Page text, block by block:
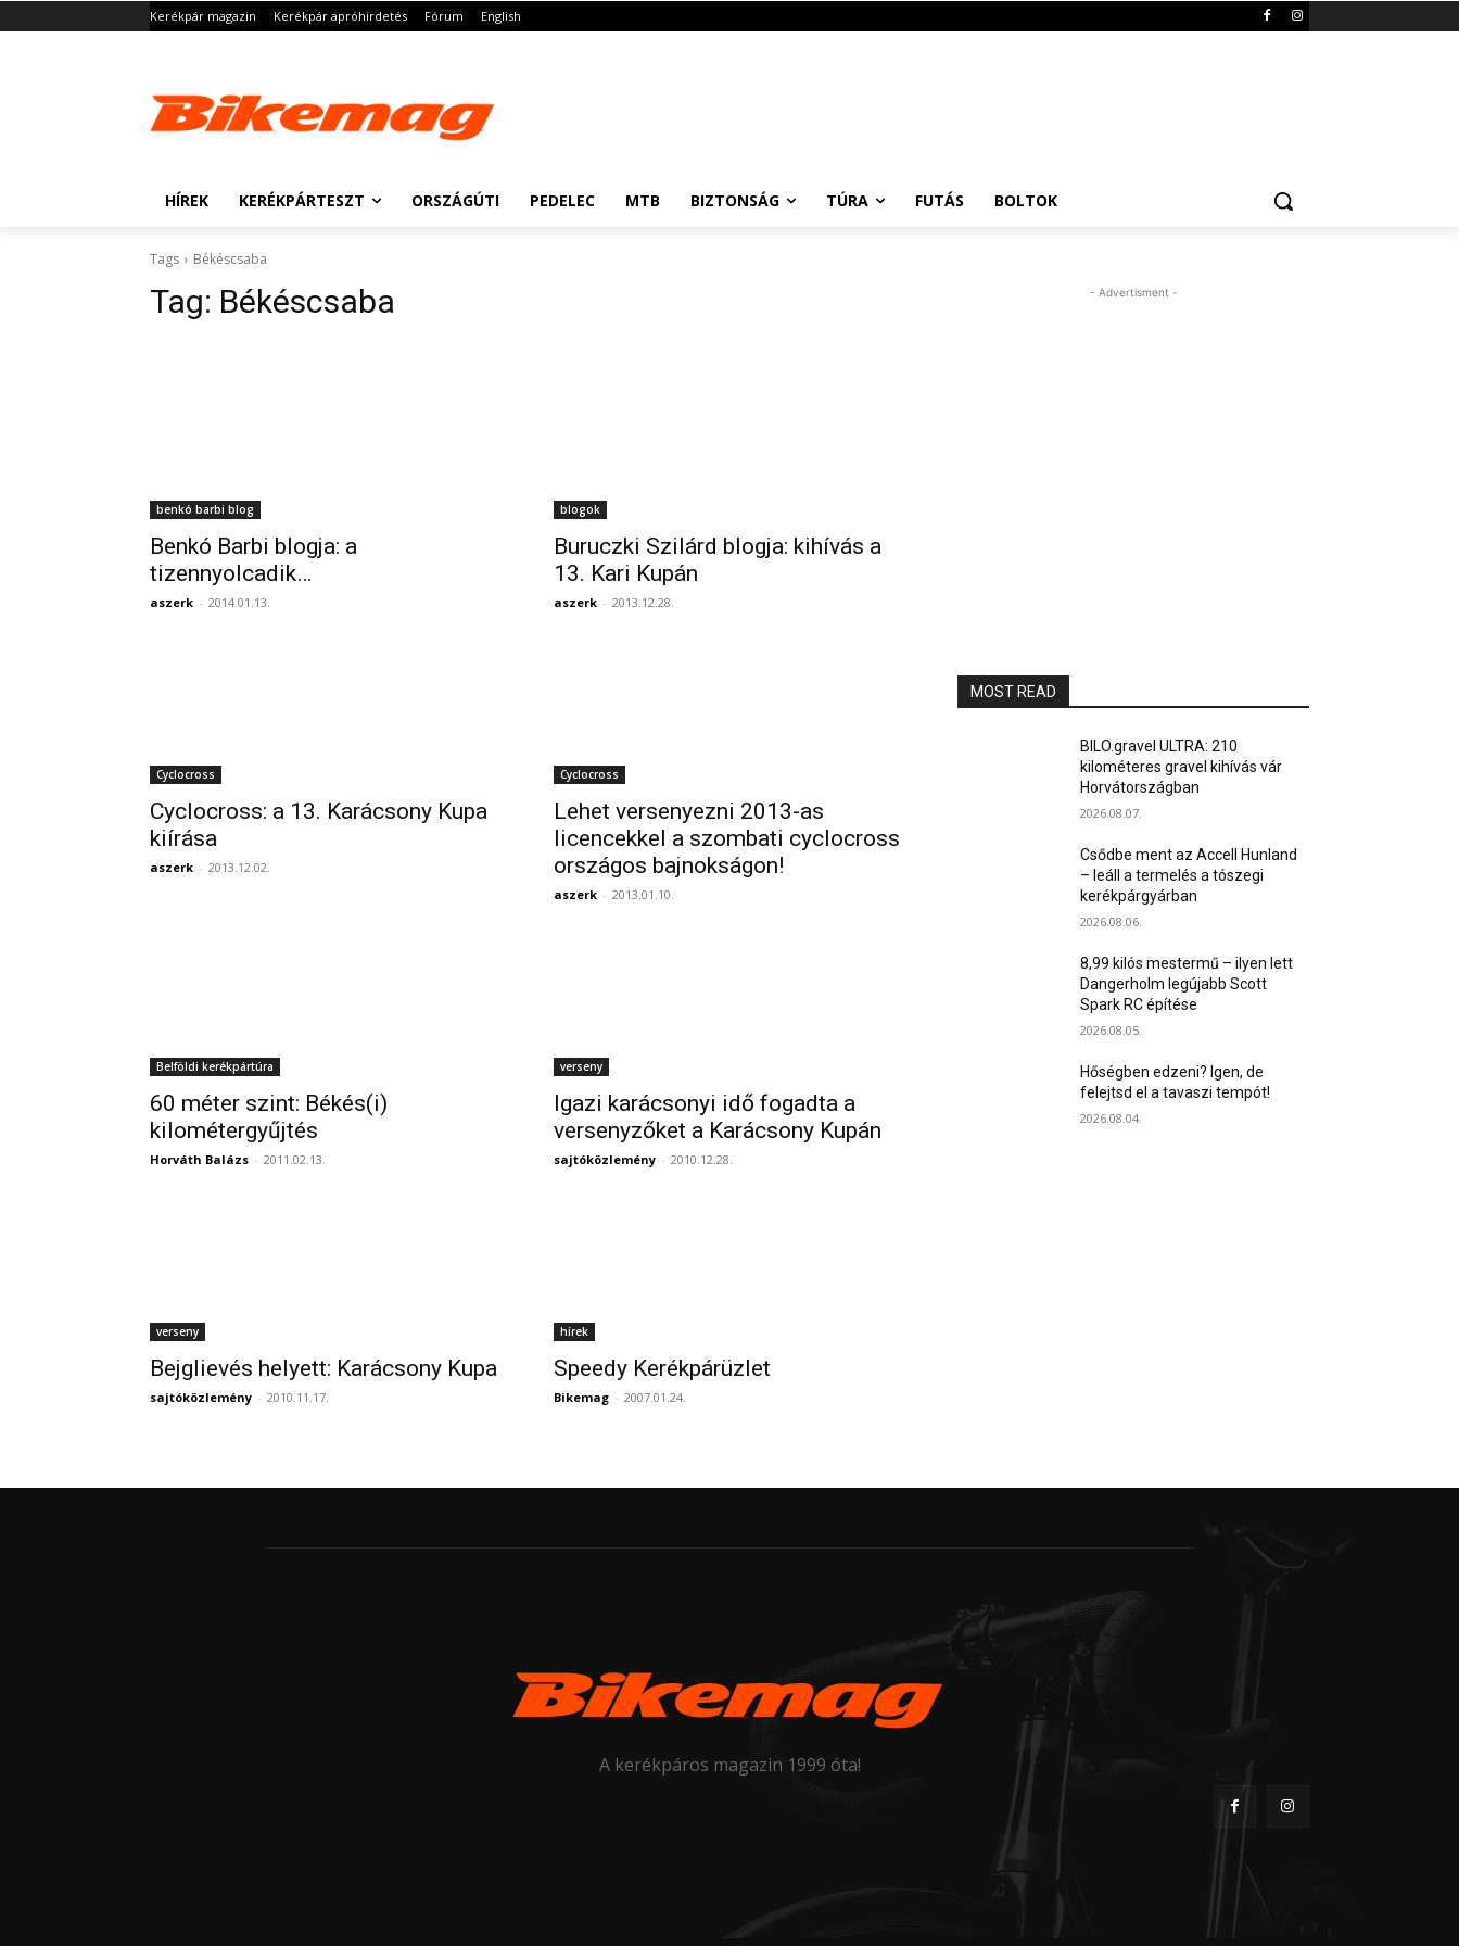
Kerékpár magazin Kerékpár apróhirdetés Fórum English
HÍREK KERÉKPÁRTESZT ORSZÁGÚTI PEDELEC MTB BIZTONSÁG TÚRA FUTÁS BOLTOK
Tags Békéscsaba
Tag: Békéscsaba
benkó barbi blog
Benkó Barbi blogja: a
tizennyolcadik…
aszerk - 2014.01.13.
blogok
Buruczki Szilárd blogja: kihívás a
13. Kari Kupán
aszerk - 2013.12.28.
Cyclocross
Cyclocross: a 13. Karácsony Kupa
kiírása
aszerk - 2013.12.02.
Cyclocross
Lehet versenyezni 2013-as
licencekkel a szombati cyclocross
országos bajnokságon!
aszerk - 2013.01.10.
Belföldi kerékpártúra
60 méter szint: Békés(i)
kilométergyűjtés
Horváth Balázs - 2011.02.13.
verseny
Igazi karácsonyi idő fogadta a
versenyzőket a Karácsony Kupán
sajtóközlemény - 2010.12.28.
verseny
Bejglievés helyett: Karácsony Kupa
sajtóközlemény - 2010.11.17.
hírek
Speedy Kerékpárüzlet
Bikemag - 2007.01.24.
- Advertisment -
MOST READ
BILO.gravel ULTRA: 210
kilométeres gravel kihívás vár
Horvátországban
2026.08.07.
Csődbe ment az Accell Hunland
– leáll a termelés a tószegi
kerékpárgyárban
2026.08.06.
8,99 kilós mestermű – ilyen lett
Dangerholm legújabb Scott
Spark RC építése
2026.08.05.
Hőségben edzeni? Igen, de
felejtsd el a tavaszi tempót!
2026.08.04.
A kerékpáros magazin 1999 óta!